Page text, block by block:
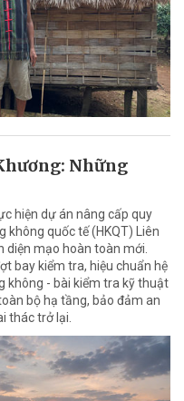
Những
hiện dự án nâng cấp quy
không quốc tế (HKQT) Liên
mạo hoàn toàn mới.
bay kiểm tra, hiệu chuẩn hệ
không - bài kiểm tra kỹ thuật
bộ hạ tầng, bảo đảm an
thác trở lại.